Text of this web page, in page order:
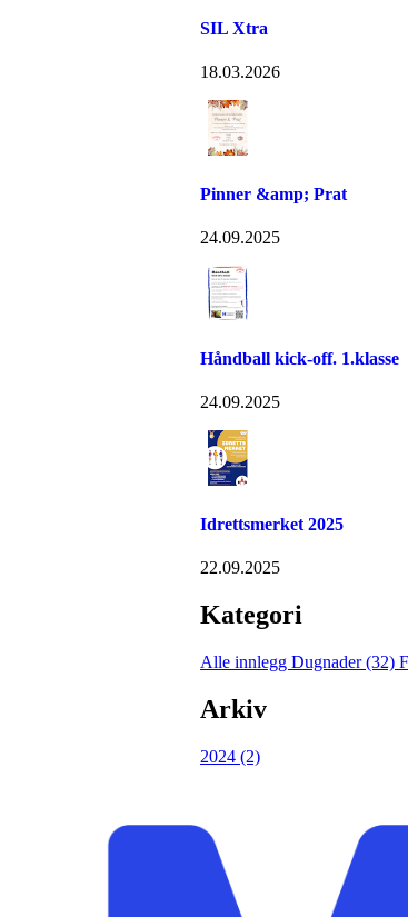
SIL Xtra
18.03.2026
Pinner &amp; Prat
24.09.2025
Håndball kick-off. 1.klasse
24.09.2025
Idrettsmerket 2025
22.09.2025
Kategori
Alle innlegg Dugnader (32)
Arkiv
2024 (2)